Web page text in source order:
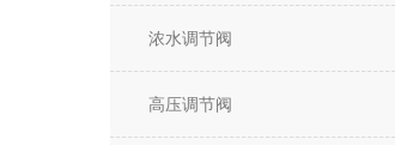
浓水调节阀
高压调节阀